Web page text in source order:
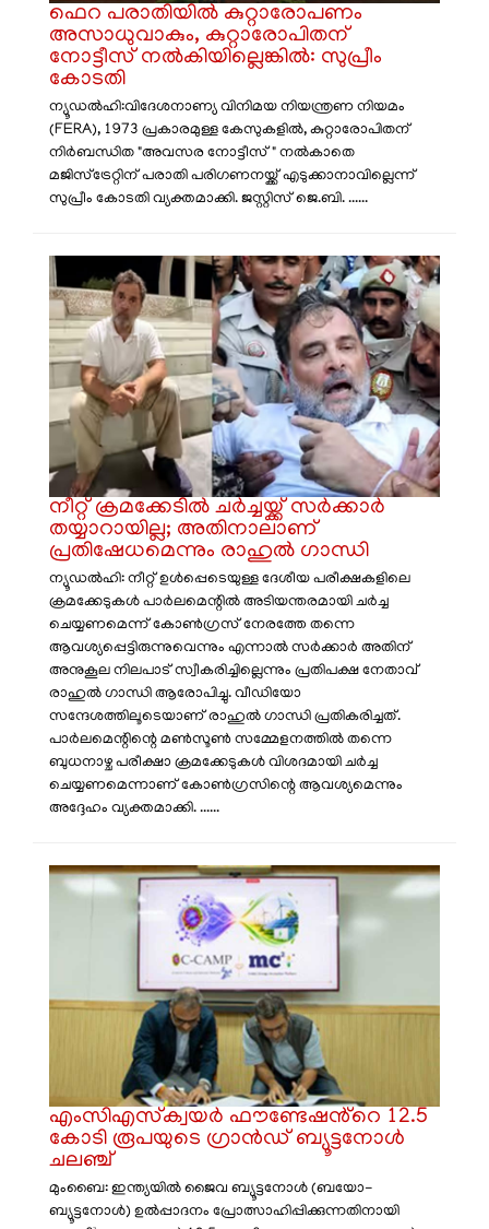
ഫെറ ​പരാതിയിൽ കുറ്റാരോപണം
അസാധുവാകും, കുറ്റാരോപിതന്
നോട്ടീസ് നൽകിയില്ലെങ്കിൽ: സുപ്രീം
കോടതി
ന്യൂഡൽഹി:വിദേശനാണ്യ വിനിമയ നിയന്ത്രണ നിയമം
(FERA), 1973 പ്രകാരമുള്ള കേസുകളിൽ, കുറ്റാരോപിതന്
നിർബന്ധിത "അവസര നോട്ടീസ്" നൽകാതെ
മജിസ്ട്രേറ്റിന് പരാതി പരിഗണനയ്ക്ക് എടുക്കാനാവില്ലെന്ന്
സുപ്രീം കോടതി വ്യക്തമാക്കി. ജസ്റ്റിസ് ജെ.ബി. ......
നീറ്റ് ക്രമക്കേടിൽ ചർച്ചയ്ക്ക് സർക്കാർ
തയ്യാറായില്ല; അതിനാലാണ്
പ്രതിഷേധമെന്നും രാഹുൽ ഗാന്ധി
ന്യൂഡൽഹി: നീറ്റ് ഉൾപ്പെടെയുള്ള ദേശീയ പരീക്ഷകളിലെ
ക്രമക്കേടുകൾ പാർലമെന്റിൽ അടിയന്തരമായി ചർച്ച
ചെയ്യണമെന്ന് കോൺഗ്രസ് നേരത്തേ തന്നെ
ആവശ്യപ്പെട്ടിരുന്നുവെന്നും എന്നാൽ സർക്കാർ അതിന്
അനുകൂല നിലപാട് സ്വീകരിച്ചില്ലെന്നും പ്രതിപക്ഷ നേതാവ്
രാഹുൽ ഗാന്ധി ആരോപിച്ചു. വീഡിയോ
സന്ദേശത്തിലൂടെയാണ് രാഹുൽ ഗാന്ധി പ്രതികരിച്ചത്.
പാർലമെന്റിന്റെ മൺസൂൺ സമ്മേളനത്തിൽ തന്നെ
ബുധനാഴ്ച പരീക്ഷാ ക്രമക്കേടുകൾ വിശദമായി ചർച്ച
ചെയ്യണമെന്നാണ് കോൺഗ്രസിന്റെ ആവശ്യമെന്നും
അദ്ദേഹം വ്യക്തമാക്കി. ......
എംസിഎസ്‌ക്വയർ ഫൗണ്ടേഷൻ്റെ 12.5
കോടി രൂപയുടെ ഗ്രാൻഡ് ബ്യൂട്ടനോൾ
ചലഞ്ച്
മുംബൈ: ഇന്ത്യയിൽ ജൈവ ബ്യൂട്ടനോൾ (ബയോ-
ബ്യൂട്ടനോൾ) ഉൽപ്പാദനം പ്രോത്സാഹിപ്പിക്കുന്നതിനായി